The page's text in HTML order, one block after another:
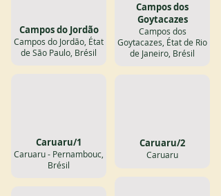
Campos do Jordão
Campos do Jordão, État
de São Paulo, Brésil
Caruaru/1
Caruaru - Pernambouc,
Brésil
Campos dos
Goytacazes
Campos dos
Goytacazes, État de Rio
de Janeiro, Brésil
Caruaru/2
Caruaru